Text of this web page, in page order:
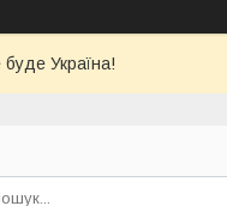
Україна!